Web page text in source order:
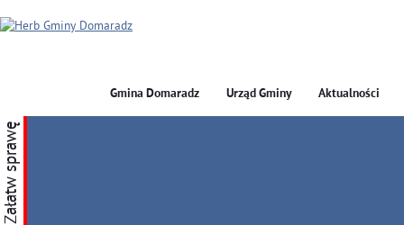
GMINA DOMARADZ
Gmina Domaradz Urząd Gminy Aktualności
Załatw sprawę